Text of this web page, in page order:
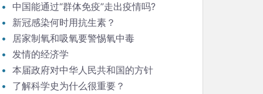
中国能通过“群体免疫”走出疫情吗?
新冠感染何时用抗生素？
居家制氧和吸氧要警惕氧中毒
发情的经济学
本届政府对中华人民共和国的方针
了解科学史为什么很重要？